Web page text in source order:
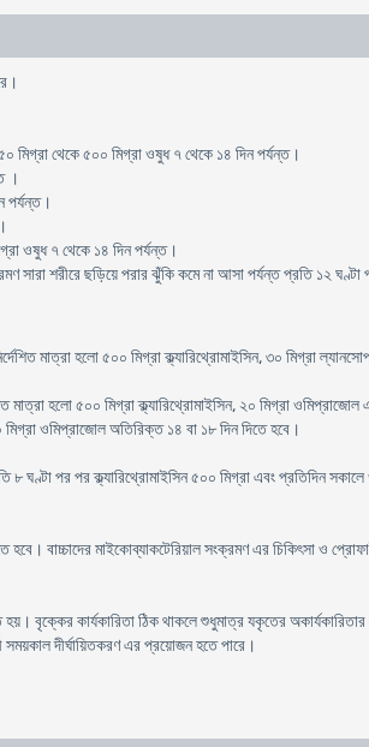
মিগ্রা থেকে ৫০০ মিগ্রা ওষুধ ৭ থেকে ১৪ দিন পর্যন্ত।
।
পর্যন্ত।
ওষুধ ৭ থেকে ১৪ দিন পর্যন্ত।
সারা শরীরে ছড়িয়ে পরার ঝুঁকি কমে না আসা পর্যন্ত প্রতি ১২
মাত্রা হলো ৫০০ মিগ্রা ক্ল্যারিথ্রোমাইসিন, ৩০ মিগ্রা
মাত্রা হলো ৫০০ মিগ্রা ক্ল্যারিথ্রোমাইসিন, ২০ মিগ্রা
ওমিপ্রাজোল অতিরিক্ত ১৪ বা ১৮ দিন দিতে হবে।
৮ ঘণ্টা পর পর ক্ল্যারিথ্রোমাইসিন ৫০০ মিগ্রা এবং প্রতিদিন
হবে। বাচ্চাদের মাইকোব্যাকটেরিয়াল সংক্রমণ এর চিকিৎসা ও
বৃক্কের কার্যকারিতা ঠিক থাকলে শুধুমাত্র যকৃতের
দীর্ঘায়িতকরণ এর প্রয়োজন হতে পারে।